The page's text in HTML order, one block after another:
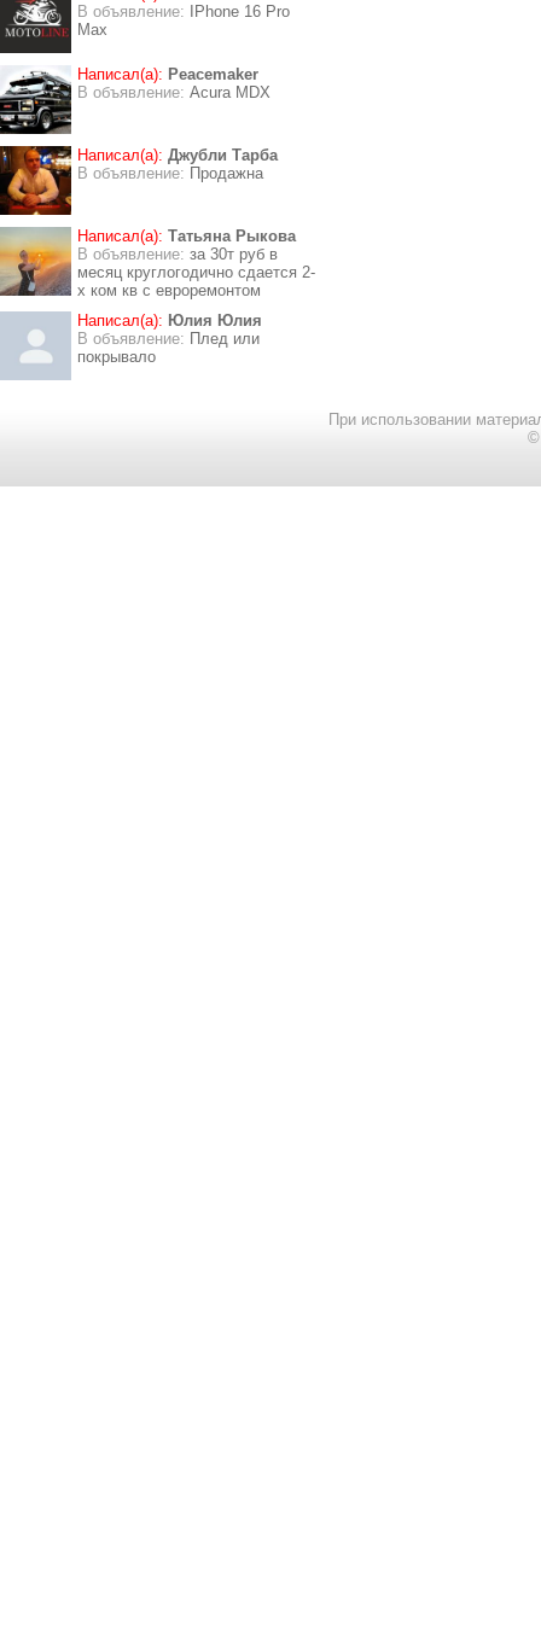
В объявление:
IPhone 16 Pro
Max
Написал(а): Peacemaker
В объявление: Acura MDX
Написал(а): Джубли Тарба
В объявление: Продажна
Написал(а): Татьяна Рыкова
В объявление: за 30т руб в
месяц круглогодично сдается 2-
х ком кв с евроремонтом
Написал(а): Юлия Юлия
В объявление: Плед или
покрывало
При использовании